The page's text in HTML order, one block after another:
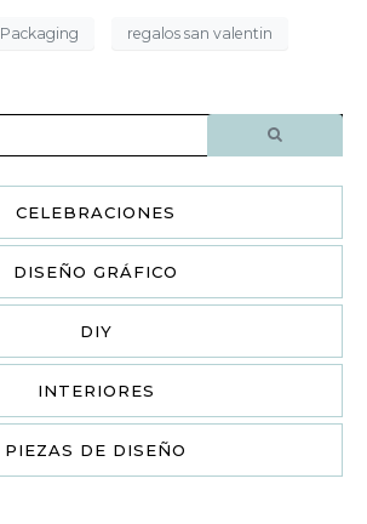
Packaging regalos san valentin
CELEBRACIONES
DISEÑO GRÁFICO
DIY
INTERIORES
PIEZAS DE DISEÑO